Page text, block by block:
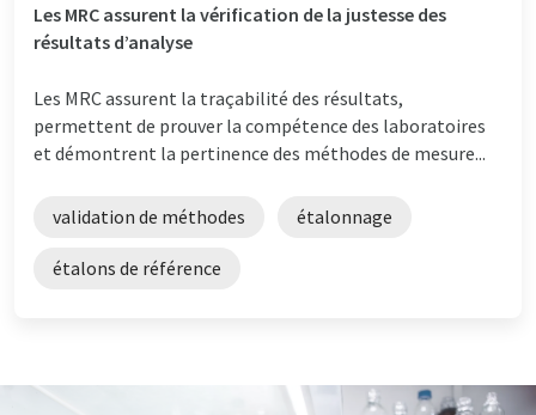
Les MRC assurent la vérification de la justesse des
résultats d’analyse
Les MRC assurent la traçabilité des résultats,
permettent de prouver la compétence des laboratoires
et démontrent la pertinence des méthodes de mesure...
validation de méthodes étalonnage
étalons de référence